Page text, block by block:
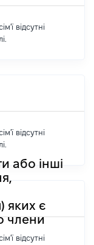
відсутні
відсутні
або інші
яких є
члени
відсутні